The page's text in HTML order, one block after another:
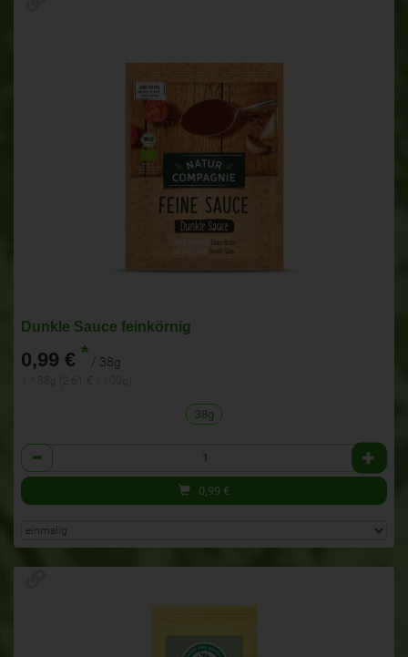
Dunkle Sauce feinkörnig
0,99 € * / 38g
38g
Anzahl
0,99 €